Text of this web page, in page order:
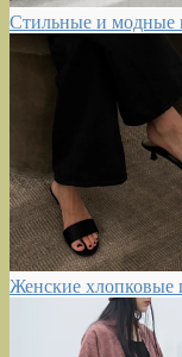
Стильные и модные
Женские хлопковые